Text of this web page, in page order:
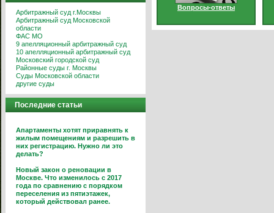
Арбитражный суд г.Москвы
Арбитражный суд Московской
области
ФАС МО
9 апелляционный арбитражный суд
10 апелляционный арбитражный суд
Московский городской суд
Районные суды г. Москвы
Суды Московской области
другие суды
Последние статьи
Апартаменты хотят приравнять к
жилым помещениям и разрешить в
них регистрацию. Нужно ли это
делать?
Новый закон о реновации в
Москве. Что изменилось с 2017
года по сравнению с порядком
переселения из пятиэтажек,
который действовал ранее.
Вопросы-ответы